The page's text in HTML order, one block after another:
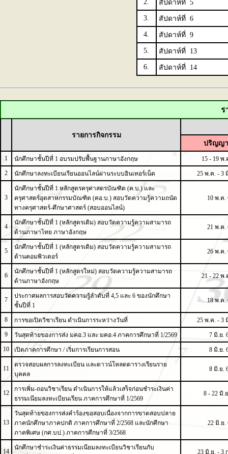
2. สัปดาห์ที่ 5
3. สัปดาห์ที่ 6
4. สัปดาห์ที่ 9
5. สัปดาห์ที่ 13
6. สัปดาห์ที่ 14
ร
รายการกิจกรรม
ปริญญ
1 นักศึกษาชั้นปีที่ 1 อบรมปรับพื้นฐานภาษาอังกฤษ
15 - 19 พ.
2
นักศึกษาลงทะเบียนเรียนออนไลน์ผ่านระบบอินเทอร์เน็ต 25 พ.ค. - 3
3
นักศึกษาชั้นปีที่ 1 หลักสูตรครุศาสตรบัณฑิต (ค.บ.) และ
ครุศาสตร์อุตสาหกรรมบัณฑิต (คอ.บ.) สอบวัดความรู้ความถนัด
ทางครุศาสตร์-ศึกษาศาสตร์ (สอบออนไลน์)
10 พ.ค.
4
นักศึกษาชั้นปีที่ 1 (หลักสูตรเดิม) สอบวัดความรู้ความสามารถ
ด้านภาษาไทย ภาษาอังกฤษ
21 พ.ค.
5
นักศึกษาชั้นปีที่ 1 (หลักสูตรเดิม) สอบวัดความรู้ความสามารถ
ด้านคอมพิวเตอร์
26 พ.ค.
6
นักศึกษาชั้นปีที่ 1 (หลักสูตรใหม่) สอบวัดความรู้ความสามารถ
ด้านภาษาอังกฤษ
21 - 22 พ.
7
ประกาศผลการสอบวัดความรู้ลำดับที่ 4,5 และ 6 ของนักศึกษา
ชั้นปีที่ 1
18 พ.ค.
8 การขอเปิดวิชาเรียน ดำเนินการระหว่างวันที่
25 พ.ค. - 3
9
วันสุดท้ายของการส่ง มคอ.3 และ มคอ.4 ภาคการศึกษาที่ 1/2569
7 มิ.ย.
10
เปิดภาคการศึกษา / เริ่มการเรียนการสอน 8 มิ.ย.
11
ตรวจสอบผลการลงทะเบียน และดาวน์โหลดตารางเรียนราย
บุคคล
8 มิ.ย.
12
การเพิ่ม-ถอนวิชาเรียน ดำเนินการให้แล้วเสร็จก่อนชำระเงินค่า
ธรรมเนียมลงทะเบียนเรียน ภาคการศึกษาที่ 1/2569
8 - 22 มิ.
13
วันสุดท้ายของการส่งคำร้องขอสอบเนื่องจากการขาดสอบปลาย
ภาคนักศึกษาภาคปกติ ภาคการศึกษาที่ 2/2568 และนักศึกษา
ภาคพิเศษ (กศ.บป.) ภาคการศึกษาที่ 3/2568
22 มิ.ย.
14
นักศึกษาชำระเงินค่าธรรมเนียมลงทะเบียนวิชาเรียนกับ
23 มิ.ย. - 3